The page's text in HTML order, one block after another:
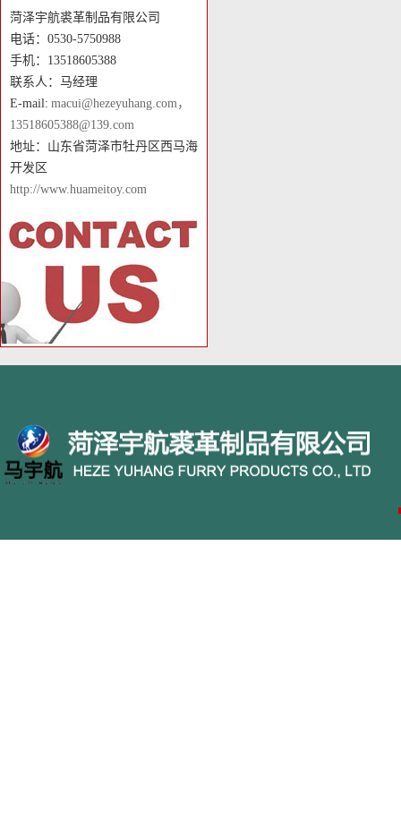
菏泽宇航裘革制品有限公司
电话：0530-5750988
手机：13518605388
联系人：马经理
E-mail: macui@hezeyuhang.com，
13518605388@139.com
地址：山东省菏泽市牡丹区西马海
开发区
http://www.huameitoy.com